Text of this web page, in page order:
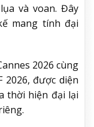
và voan. Đây
mang tính đại
2026 cùng
2026, được diện
thời hiện đại lại